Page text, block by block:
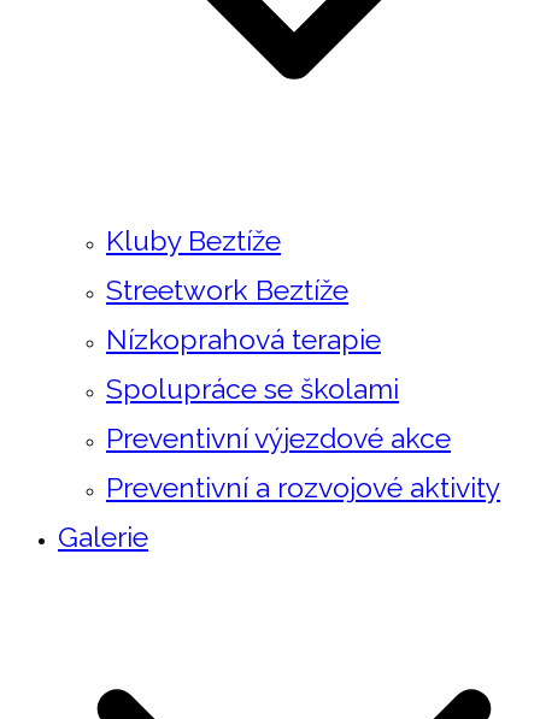
Kluby Beztíže
Streetwork Beztíže
Nízkoprahová terapie
Spolupráce se školami
Preventivní výjezdové akce
Preventivní a rozvojové aktivity
Galerie